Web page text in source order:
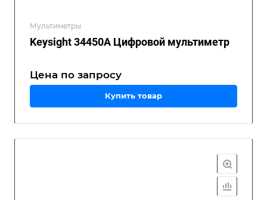
Мультиметры
Keysight 34450A Цифровой мультиметр
Цена по запросу
Купить товар